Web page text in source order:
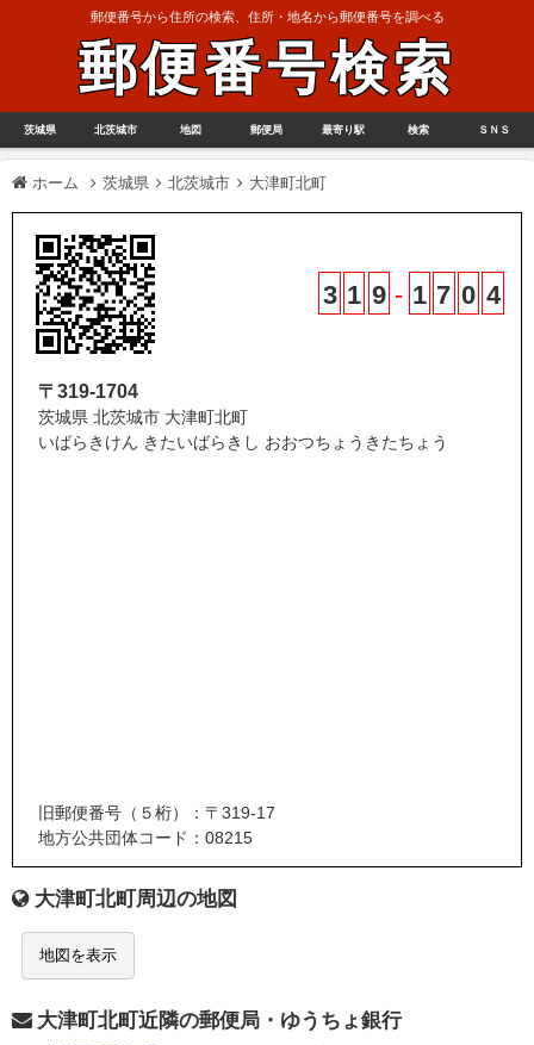
郵便番号から住所の検索、住所・地名から郵便番号を調べる
郵便番号検索
茨城県 北茨城市 地図 郵便局 最寄り駅 検索 ＳＮＳ
ホーム 茨城県 北茨城市 大津町北町
3 1 9 - 1 7 0 4
〒319-1704
茨城県 北茨城市 大津町北町
いばらきけん きたいばらきし おおつちょうきたちょう
旧郵便番号（５桁）：〒319-17
地方公共団体コード：08215
大津町北町周辺の地図
地図を表示
大津町北町近隣の郵便局・ゆうちょ銀行